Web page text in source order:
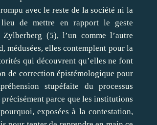
avec le reste de la société ni la
de mettre en rapport le geste
Zylberberg (5), l’un comme l’autre
médusées, elles contemplent pour la
qui découvrent qu’elles ne font
de correction épistémologique pour
stupéfaite du processus
parce que les institutions
exposées à la contestation,